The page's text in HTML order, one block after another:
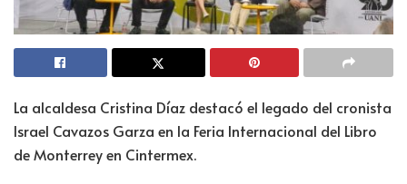
La alcaldesa Cristina Díaz destacó el legado del cronista
Israel Cavazos Garza en la Feria Internacional del Libro
de Monterrey en Cintermex.